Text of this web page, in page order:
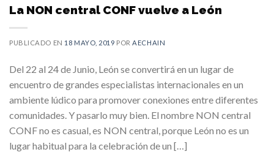
La NON central CONF vuelve a León
PUBLICADO EN 18 MAYO, 2019 POR AECHAIN
Del 22 al 24 de Junio, León se convertirá en un lugar de
encuentro de grandes especialistas internacionales en un
ambiente lúdico para promover conexiones entre diferentes
comunidades. Y pasarlo muy bien. El nombre NON central
CONF no es casual, es NON central, porque León no es un
lugar habitual para la celebración de un […]